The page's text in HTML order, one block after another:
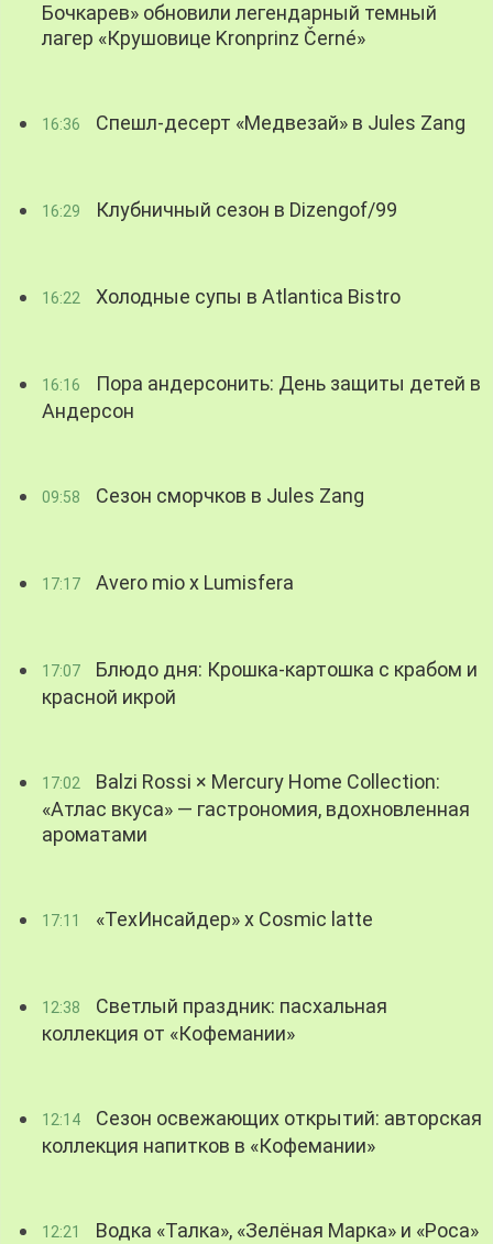
Бочкарев» обновили легендарный темный
лагер «Крушовице Kronprinz Černé»
16:36 Спешл-десерт «Медвезай» в Jules Zang
16:29 Клубничный сезон в Dizengof/99
16:22 Холодные супы в Atlantica Bistro
16:16
Пора андерсонить: День защиты детей в
Андерсон
09:58 Сезон сморчков в Jules Zang
17:17 Avero mio x Lumisfera
17:07
Блюдо дня: Крошка-картошка с крабом и
красной икрой
17:02
Balzi Rossi × Mercury Home Collection:
«Атлас вкуса» — гастрономия, вдохновленная
ароматами
17:11 «ТехИнсайдер» х Cosmic latte
12:38
Светлый праздник: пасхальная
коллекция от «Кофемании»
12:14
Сезон освежающих открытий: авторская
коллекция напитков в «Кофемании»
12:21
Водка «Талка», «Зелёная Марка» и «Роса»